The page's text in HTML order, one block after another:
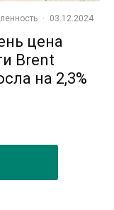
· 03.12.2024
цена
Brent
на 2,3%